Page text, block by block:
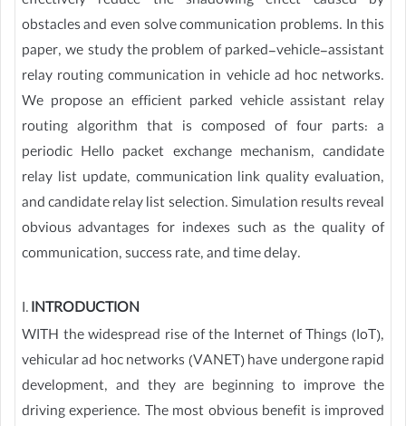
obstacles and even solve communication problems. In this
paper, we study the problem of parked-vehicle-assistant
relay routing communication in vehicle ad hoc networks.
We propose an efficient parked vehicle assistant relay
routing algorithm that is composed of four parts: a
periodic Hello packet exchange mechanism, candidate
relay list update, communication link quality evaluation,
and candidate relay list selection. Simulation results reveal
obvious advantages for indexes such as the quality of
communication, success rate, and time delay.
I.INTRODUCTION
WITH the widespread rise of the Internet of Things (IoT),
vehicular ad hoc networks (VANET) have undergone rapid
development, and they are beginning to improve the
driving experience. The most obvious benefit is improved